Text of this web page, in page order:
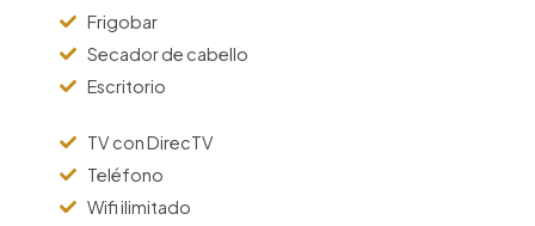
Frigobar
Secador de cabello
Escritorio
TV con DirecTV
Teléfono
Wifi ilimitado